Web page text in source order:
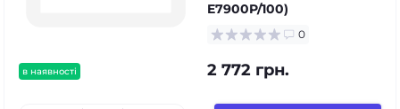
в наявності
E7900P/100)
0
2 772 грн.